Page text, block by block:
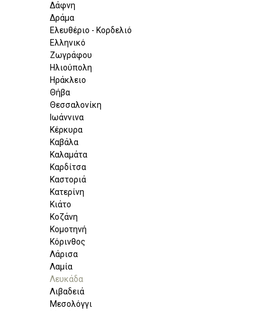
Δάφνη
Δράμα
Ελευθέριο - Κορδελιό
Ελληνικό
Ζωγράφου
Ηλιούπολη
Ηράκλειο
Θήβα
Θεσσαλονίκη
Ιωάννινα
Κέρκυρα
Καβάλα
Καλαμάτα
Καρδίτσα
Καστοριά
Κατερίνη
Κιάτο
Κοζάνη
Κομοτηνή
Κόρινθος
Λάρισα
Λαμία
Λευκάδα
Λιβαδειά
Μεσολόγγι